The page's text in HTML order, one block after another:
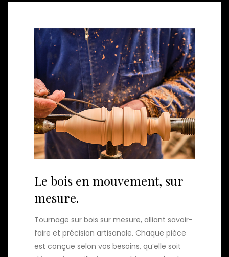
Le bois en mouvement, sur
mesure.
Tournage sur bois sur mesure, alliant savoir-
faire et précision artisanale. Chaque pièce
est conçue selon vos besoins, qu’elle soit